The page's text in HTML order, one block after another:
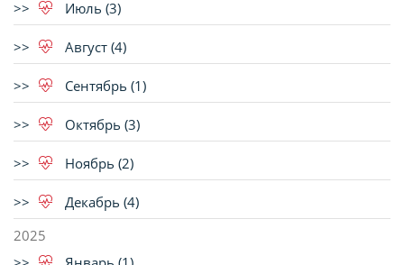
Июль (3)
Август (4)
Сентябрь (1)
Октябрь (3)
Ноябрь (2)
Декабрь (4)
2025